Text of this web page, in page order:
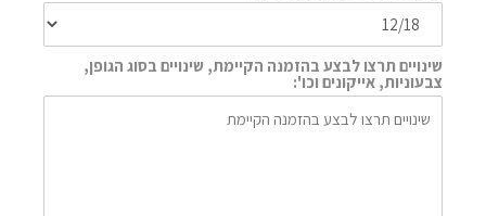
שינויים תרצו לבצע בהזמנה הקיימת, שינויים בסוג הגופן,
צבעוניות, אייקונים וכו':